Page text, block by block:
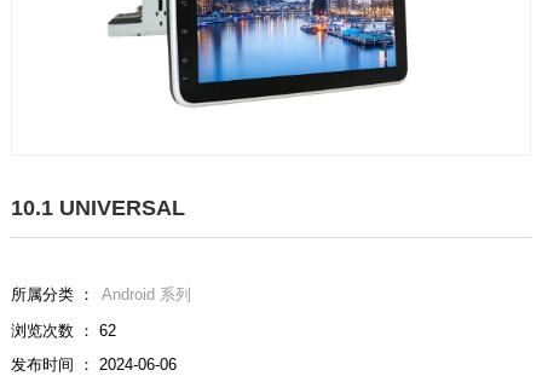
10.1 UNIVERSAL
所属分类 ：
Android 系列
浏览次数 ： 62
发布时间 ： 2024-06-06